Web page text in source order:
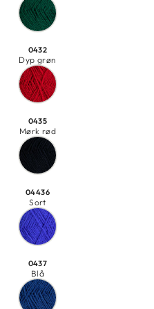
0432
Dyp grøn
0435
Mørk rød
04436
Sort
0437
Blå